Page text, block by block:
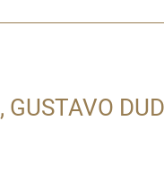
GUSTAVO